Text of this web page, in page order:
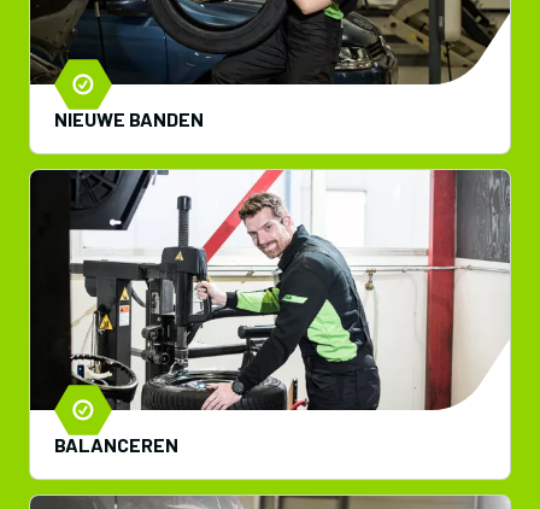
NIEUWE BANDEN
BALANCEREN